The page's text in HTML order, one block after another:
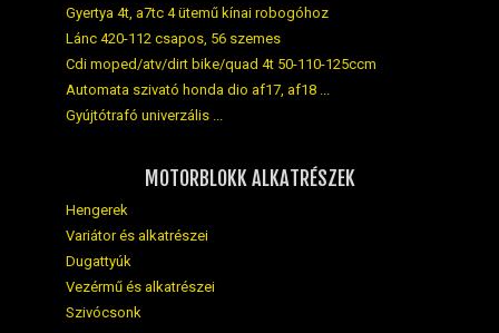
Gyertya 4t, a7tc 4 ütemű kínai robogóhoz
Lánc 420-112 csapos, 56 szemes
Cdi moped/atv/dirt bike/quad 4t 50-110-125ccm
Automata szivató honda dio af17, af18 ...
Gyújtótrafó univerzális ...
MOTORBLOKK ALKATRÉSZEK
Hengerek
Variátor és alkatrészei
Dugattyúk
Vezérmű és alkatrészei
Szivócsonk